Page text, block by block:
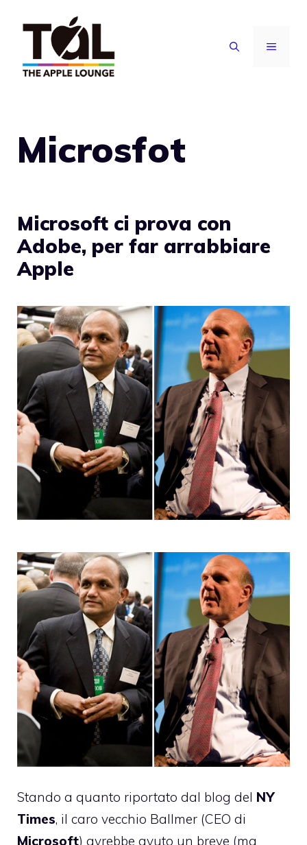
contenuto
MENU
Microsfot
Microsoft ci prova con
Adobe, per far arrabbiare
Apple
Stando a quanto riportato dal blog del NY
Times, il caro vecchio Ballmer (CEO di
Microsoft) avrebbe avuto un breve (ma